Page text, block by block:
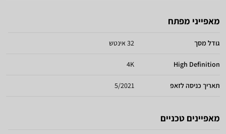
מאפייני מפתח
גודל מסך 32 אינטש
High Definition
4K
תאריך כניסה לזאפ 5/2021
מאפיינים טכניים